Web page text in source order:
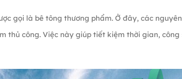
gọi là bê tông thương phẩm. Ở đây, các
thủ công. Việc này giúp tiết kiệm thời gian, công